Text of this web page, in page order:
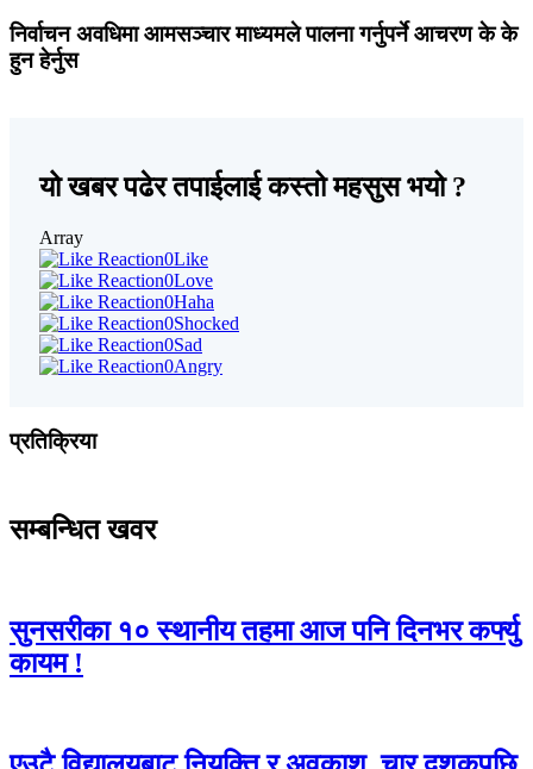
निर्वाचन अवधिमा आमसञ्चार माध्यमले पालना गर्नुपर्ने आचरण के के
हुन हेर्नुस
यो खबर पढेर तपाईलाई कस्तो महसुस भयो ?
Array
0Like
0Love
0Haha
0Shocked
0Sad
0Angry
प्रतिक्रिया
सम्बन्धित खवर
सुनसरीका १० स्थानीय तहमा आज पनि दिनभर कर्फ्यु
कायम !